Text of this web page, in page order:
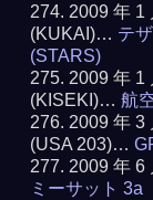
2009 年 1
(KUKAI)… テ
(STARS)
2009 年 1
(KISEKI)…航
2009 年 3
(USA 203)…
2009 年 6
ミーサット 3a